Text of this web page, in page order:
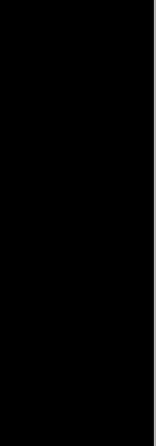
Coastlines